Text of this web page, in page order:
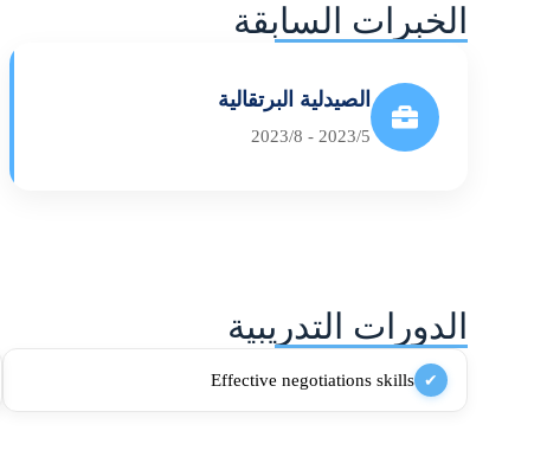
الخبرات السابقة
الصيدلية البرتقالية
2023/5 - 2023/8
الدورات التدريبية
✔
Effective negotiations skills